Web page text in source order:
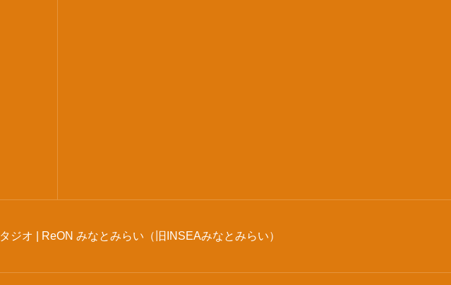
オ | ReON みなとみらい（旧INSEAみなとみらい）